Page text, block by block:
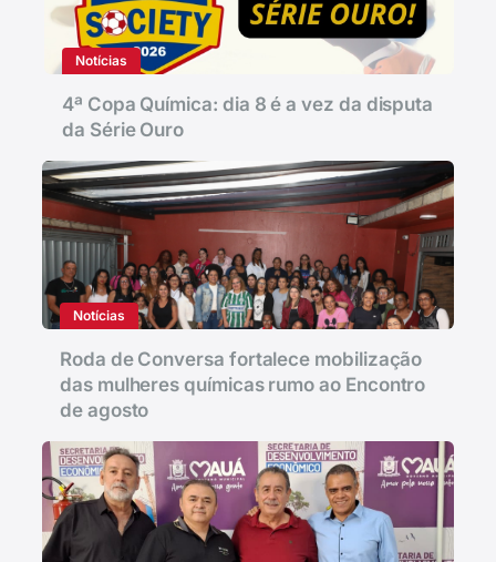
Notícias
4ª Copa Química: dia 8 é a vez da disputa
da Série Ouro
Notícias
Roda de Conversa fortalece mobilização
das mulheres químicas rumo ao Encontro
de agosto